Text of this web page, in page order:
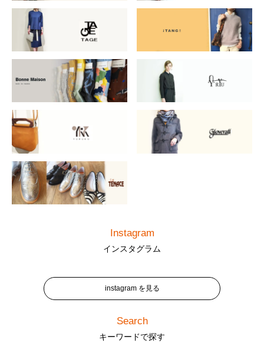
Instagram
インスタグラム
instagram を見る
Search
キーワードで探す